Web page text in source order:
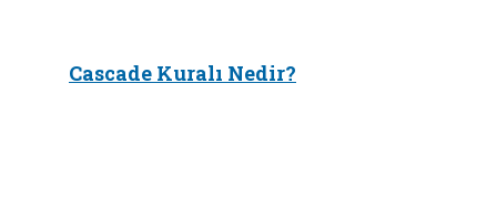
Cascade Kuralı Nedir?